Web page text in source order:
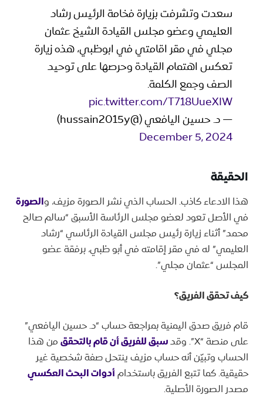
سعدت وتشرفت بزيارة فخامة الرئيس رشاد
العليمي وعضو مجلس القيادة الشيخ عثمان
مجلي في مقر اقامتي في ابوظبي، هذه زيارة
تعكس اهتمام القيادة وحرصها على توحيد
الصف وجمع الكلمة.
pic.twitter.com/T718UueXIW
— د. حسين اليافعي (@hussain2015y)
December 5, 2024
الحقيقة
هذا الادعاء كاذب. الحساب الذي نشر الصورة مزيف، والصورة
في الأصل تعود لعضو مجلس الرئاسة الأسبق “سالم صالح
محمد” أثناء زيارة رئيس مجلس القيادة الرئاسي “رشاد
العليمي” له في مقر إقامته في أبو ظبي، برفقة عضو
المجلس “عثمان مجلي”.
كيف تحقق الفريق؟
قام فريق صدق اليمنية بمراجعة حساب “د. حسين اليافعي”
على منصة “X”. وقد
سبق للفريق أن قام بالتحققمن هذا
الحساب وتبيّن أنه حساب مزيف ينتحل صفة شخصية غير
حقيقية. كما تتبع الفريق باستخدامأدوات البحث العكسي
مصدر الصورة الأصلية.